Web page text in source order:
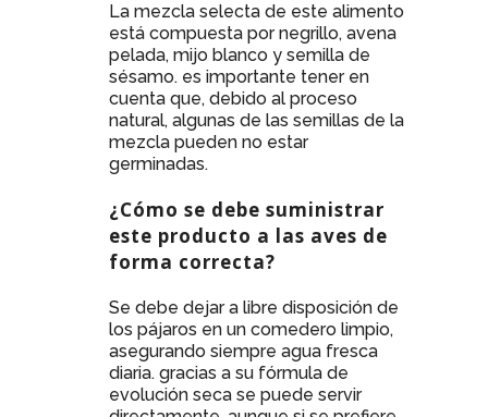
La mezcla selecta de este alimento
está compuesta por negrillo, avena
pelada, mijo blanco y semilla de
sésamo. es importante tener en
cuenta que, debido al proceso
natural, algunas de las semillas de la
mezcla pueden no estar
germinadas.
¿Cómo se debe suministrar
este producto a las aves de
forma correcta?
Se debe dejar a libre disposición de
los pájaros en un comedero limpio,
asegurando siempre agua fresca
diaria. gracias a su fórmula de
evolución seca se puede servir